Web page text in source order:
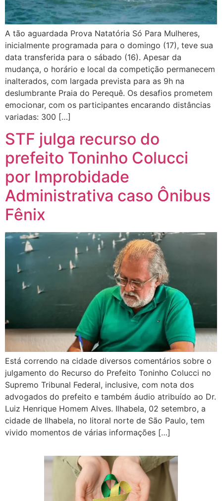
A tão aguardada Prova Natatória Só Para Mulheres,
inicialmente programada para o domingo (17), teve sua
data transferida para o sábado (16). Apesar da
mudança, o horário e local da competição permanecem
inalterados, com largada prevista para as 9h na
deslumbrante Praia do Perequê. Os desafios prometem
emocionar, com os participantes encarando distâncias
variadas: 300 […]
STF julga recurso do
prefeito Toninho Colucci
por Improbidade
Administrativa caso Ônibus
Fênix
Está correndo na cidade diversos comentários sobre o
julgamento do Recurso do Prefeito Toninho Colucci no
Supremo Tribunal Federal, inclusive, com nota dos
advogados do prefeito e também áudio atribuído ao Dr.
Luiz Henrique Homem Alves. Ilhabela, 02 setembro, a
cidade de Ilhabela, no litoral norte de São Paulo, tem
vivido momentos de várias informações […]